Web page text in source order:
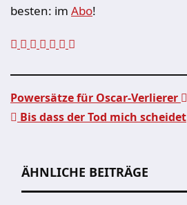
besten: im Abo!
Powersätze für Oscar-Verlierer
Bis dass der Tod mich scheidet
ÄHNLICHE BEITRÄGE